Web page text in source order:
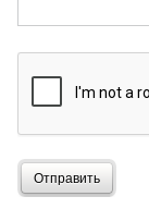
ли
Отправить